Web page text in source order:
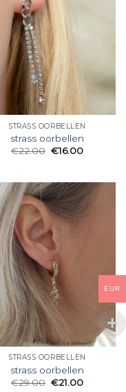
STRASS OORBELLEN
strass oorbellen
€22.00 €16.00
STRASS OORBELLEN
strass oorbellen
€29.00 €21.00
EUR